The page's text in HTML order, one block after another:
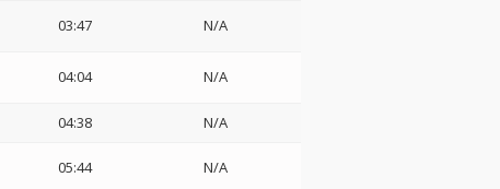
03:47 N/A
04:04 N/A
04:38 N/A
05:44 N/A